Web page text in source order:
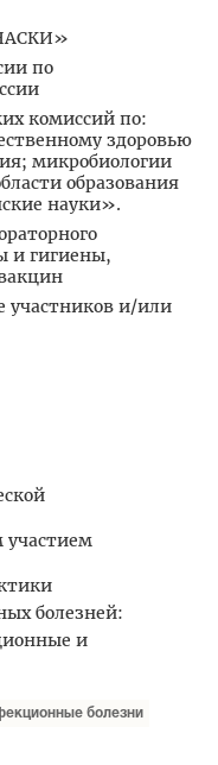
по
комиссий по:
здоровью
микробиологии
образования
науки».
и гигиены,
участников и/или
болезней:
и
болезни